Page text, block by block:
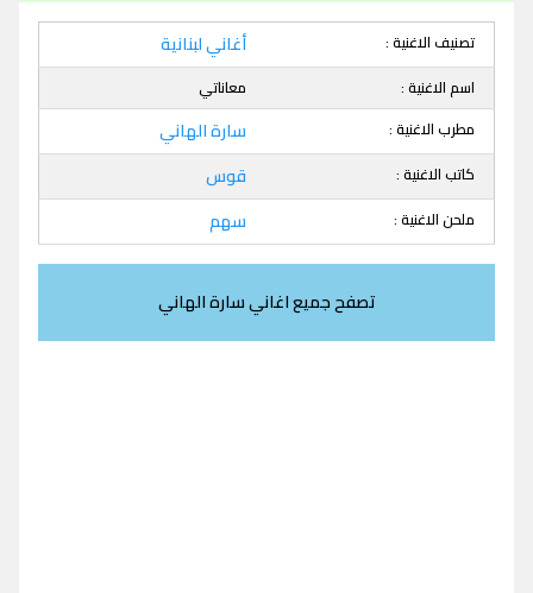
تصنيف الاغنية : أغاني لبنانية
اسم الاغنية :
معاناتي
مطرب الاغنية :
سارة الهاني
كاتب الاغنية : قوس
ملحن الاغنية : سهم
تصفح جميع اغاني سارة الهاني